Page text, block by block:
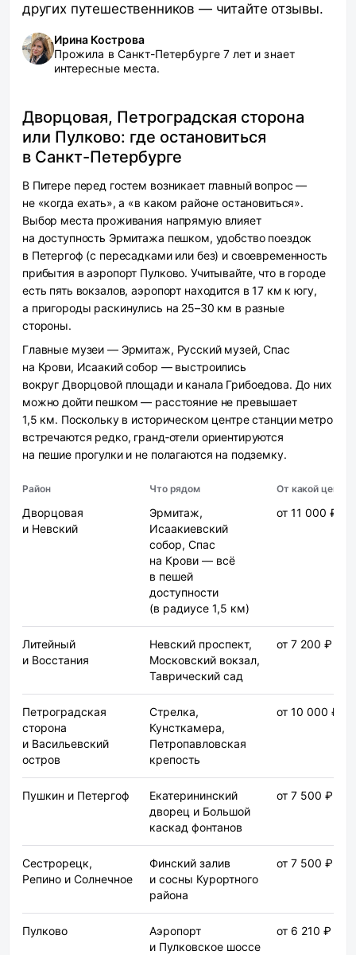
других путешественников — читайте отзывы.
Ирина Кострова
Прожила в Санкт-Петербурге 7 лет и знает
интересные места.
Дворцовая, Петроградская сторона
или Пулково: где остановиться
в Санкт-Петербурге
В Питере перед гостем возникает главный вопрос —
не «когда ехать», а «в каком районе остановиться».
Выбор места проживания напрямую влияет
на доступность Эрмитажа пешком, удобство поездок
в Петергоф (с пересадками или без) и своевременность
прибытия в аэропорт Пулково. Учитывайте, что в городе
есть пять вокзалов, аэропорт находится в 17 км к югу,
а пригороды раскинулись на 25–30 км в разные
стороны.
Главные музеи — Эрмитаж, Русский музей, Спас
на Крови, Исаакий собор — выстроились
вокруг Дворцовой площади и канала Грибоедова. До них
можно дойти пешком — расстояние не превышает
1,5 км. Поскольку в историческом центре станции метро
встречаются редко, гранд‑отели ориентируются
на пешие прогулки и не полагаются на подземку.
Район Что рядом От какой цены
Дворцовая
и Невский
Эрмитаж,
Исаакиевский
собор, Спас
на Крови — всё
в пешей
доступности
(в радиусе 1,5 км)
от 11 000 ₽
Литейный
и Восстания
Невский проспект,
Московский вокзал,
Таврический сад
от 7 200 ₽
Петроградская
сторона
и Васильевский
остров
Стрелка,
Кунсткамера,
Петропавловская
крепость
от 10 000 ₽
Пушкин и Петергоф
Екатерининский
дворец и Большой
каскад фонтанов
от 7 500 ₽
Сестрорецк,
Репино и Солнечное
Финский залив
и сосны Курортного
района
от 7 500 ₽
Пулково
Аэропорт
и Пулковское шоссе
от 6 210 ₽